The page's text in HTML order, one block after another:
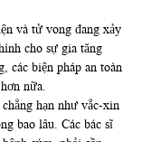
và tử vong đang xảy
cho sự gia tăng
các biện pháp an toàn
nữa.
hạn như vắc-xin
bao lâu. Các bác sĩ